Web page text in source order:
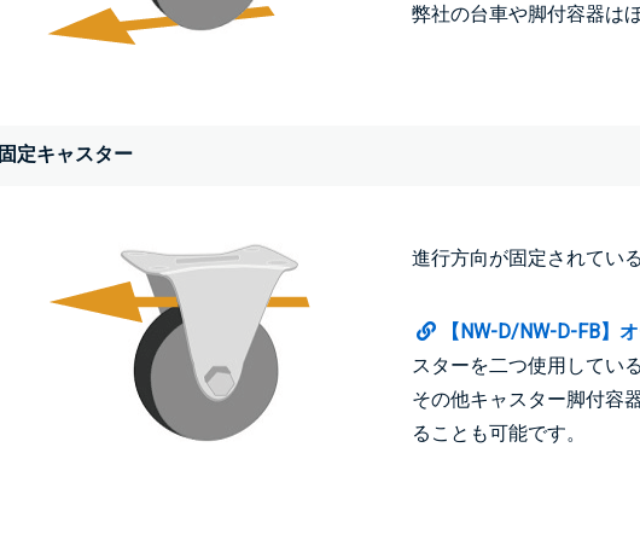
弊社の台車や脚付容器は
固定キャスター
進行方向が固定されてい
【NW-D/NW-D-FB】
スターを二つ使用してい
その他キャスター脚付容
ることも可能です。